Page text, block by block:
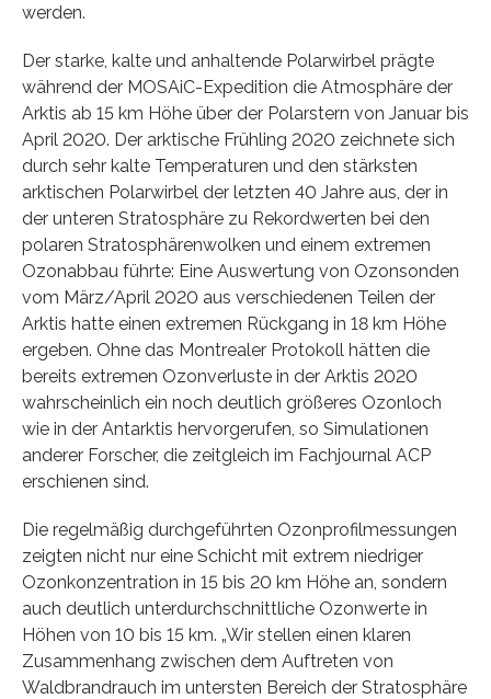
werden.
Der starke, kalte und anhaltende Polarwirbel prägte
während der MOSAiC-Expedition die Atmosphäre der
Arktis ab 15 km Höhe über der Polarstern von Januar bis
April 2020. Der arktische Frühling 2020 zeichnete sich
durch sehr kalte Temperaturen und den stärksten
arktischen Polarwirbel der letzten 40 Jahre aus, der in
der unteren Stratosphäre zu Rekordwerten bei den
polaren Stratosphärenwolken und einem extremen
Ozonabbau führte: Eine Auswertung von Ozonsonden
vom März/April 2020 aus verschiedenen Teilen der
Arktis hatte einen extremen Rückgang in 18 km Höhe
ergeben. Ohne das Montrealer Protokoll hätten die
bereits extremen Ozonverluste in der Arktis 2020
wahrscheinlich ein noch deutlich größeres Ozonloch
wie in der Antarktis hervorgerufen, so Simulationen
anderer Forscher, die zeitgleich im Fachjournal ACP
erschienen sind.
Die regelmäßig durchgeführten Ozonprofilmessungen
zeigten nicht nur eine Schicht mit extrem niedriger
Ozonkonzentration in 15 bis 20 km Höhe an, sondern
auch deutlich unterdurchschnittliche Ozonwerte in
Höhen von 10 bis 15 km. „Wir stellen einen klaren
Zusammenhang zwischen dem Auftreten von
Waldbrandrauch im untersten Bereich der Stratosphäre